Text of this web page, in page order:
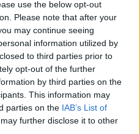
use the below opt-out
Please note that after your
may continue seeing
information utilized by
to third parties prior to
opt-out of the further
by third parties on the
This information may
parties on the IAB’s List of
further disclose it to other
η ακροδεξιά βία
επί ποδός,
στις φυλακές
δρόμους της
των βίαιων